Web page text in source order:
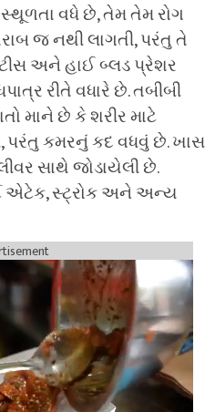
વધે છે, તેમ તેમ રોગ
જ નથી લાગતી, પરંતુ તે
અને હાઈ બ્લડ પ્રેશર
રીતે વધારે છે. તબીબી
માને છે કે શરીર માટે
પરંતુ કમરનું કદ વધવું છે. ખાસ
સાથે જોડાયેલી છે.
એટેક, સ્ટ્રોક અને અન્ય